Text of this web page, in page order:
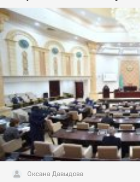
Оксана Давыдова